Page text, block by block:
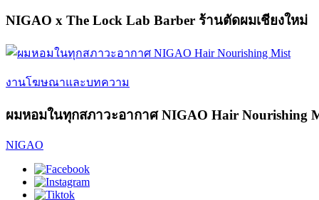
NIGAO x The Lock Lab Barber ร้านตัดผมเชียงใหม่
งานโฆษณาและบทความ
ผมหอมในทุกสภาวะอากาศ NIGAO Hair Nourishing
NIGAO